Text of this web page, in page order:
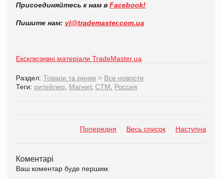
Присоединяйтесь к нам в Facebook!
Пишите нам: vl@trademaster.com.ua
Ексклюзивні матеріали TradeMaster.ua
Раздел: Товари та ринки > Все новости
Теги: ритейлер Магнит, СТМ Россия
Попередня Весь список Наступна
Коментарі
Ваш коментар буде першим.